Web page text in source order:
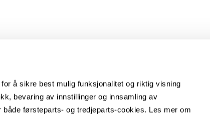
å sikre best mulig funksjonalitet og riktig visning
bevaring av innstillinger og innsamling av
førsteparts- og tredjeparts-cookies. Les mer om